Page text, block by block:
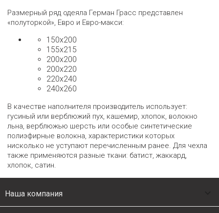
Размерный ряд одеяла Герман Грасс представлен
«полуторкой», Евро и Евро-макси:
150х200
155х215
200х200
200х220
220х240
240х260
В качестве наполнителя производитель использует:
гусиный или верблюжий пух, кашемир, хлопок, волокно
льна, верблюжью шерсть или особые синтетические
полиэфирные волокна, характеристики которых
нисколько не уступают перечисленным ранее. Для чехла
также применяются разные ткани: батист, жаккард,
хлопок, сатин.
Наша компания